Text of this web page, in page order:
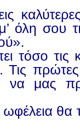
όλη σου
τόσο τις
Τις
να μας
θα